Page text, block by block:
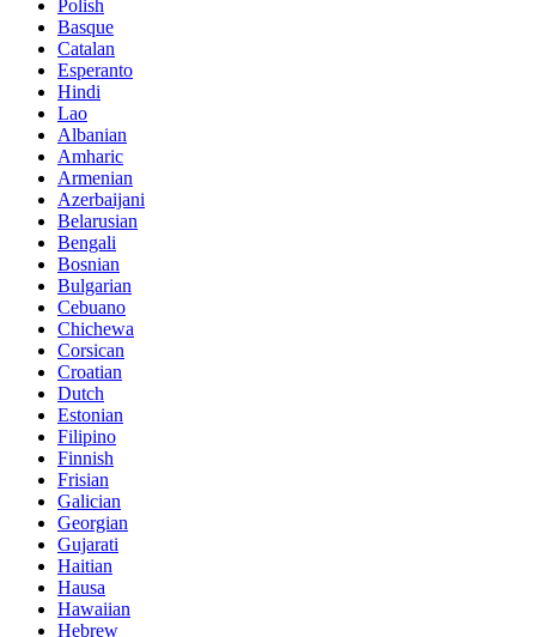
Polish
Basque
Catalan
Esperanto
Hindi
Lao
Albanian
Amharic
Armenian
Azerbaijani
Belarusian
Bengali
Bosnian
Bulgarian
Cebuano
Chichewa
Corsican
Croatian
Dutch
Estonian
Filipino
Finnish
Frisian
Galician
Georgian
Gujarati
Haitian
Hausa
Hawaiian
Hebrew